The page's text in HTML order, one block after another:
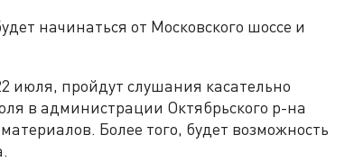
начинаться от Московского шоссе и
июля, пройдут слушания касательно
в администрации Октябрьского р-на
Более того, будет возможность